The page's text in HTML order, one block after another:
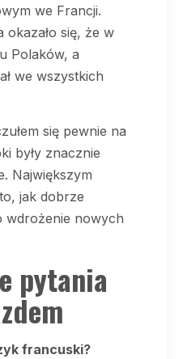
we Francji.
się, że w
Polaków, a
we wszystkich
się pewnie na
były znacznie
Największym
jak dobrze
wdrożenie nowych
pytania
francuski?